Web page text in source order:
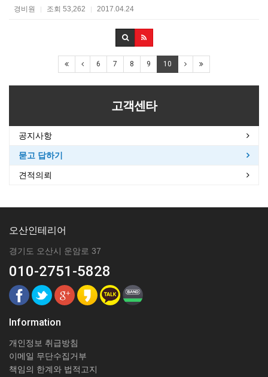
경비원 | 조회 53,262 | 2017.04.24
6 7 8 9 10
고객센타
공지사항
묻고 답하기
견적의뢰
오산인테리어
경기도 오산시 운암로 37
010-2751-5828
Information
개인정보 취급방침
이메일 무단수집거부
책임의 한계와 법적고지